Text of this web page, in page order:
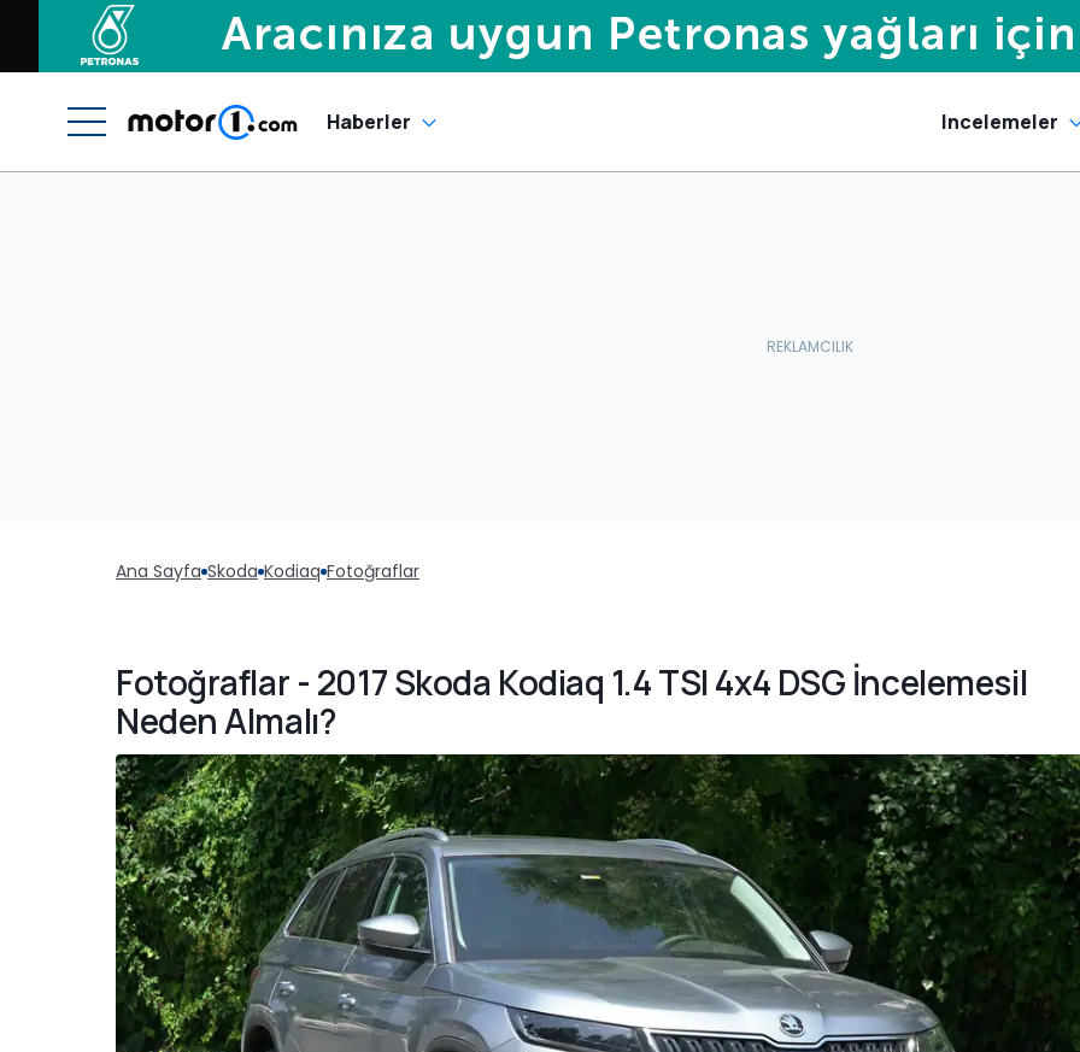
Haberler Incelemeler
Ana Sayfa Skoda Kodiaq Fotoğraflar
Fotoğraflar - 2017 Skoda Kodiaq 1.4 TSI 4x4 DSG İncelemesi|
Neden Almalı?